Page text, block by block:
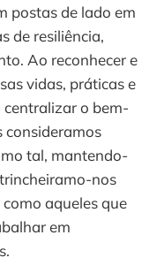
postas de lado em
de resiliência,
Ao reconhecer e
vidas, práticas e
centralizar o bem-
consideramos
tal, mantendo-
nos
aqueles que
em